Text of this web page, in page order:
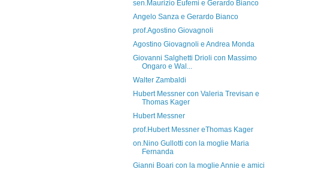
sen.Maurizio Eufemi e Gerardo Bianco
Angelo Sanza e Gerardo Bianco
prof.Agostino Giovagnoli
Agostino Giovagnoli e Andrea Monda
Giovanni Salghetti Drioli con Massimo
Ongaro e Wal...
Walter Zambaldi
Hubert Messner con Valeria Trevisan e
Thomas Kager
Hubert Messner
prof.Hubert Messner eThomas Kager
on.Nino Gullotti con la moglie Maria
Fernanda
Gianni Boari con la moglie Annie e amici